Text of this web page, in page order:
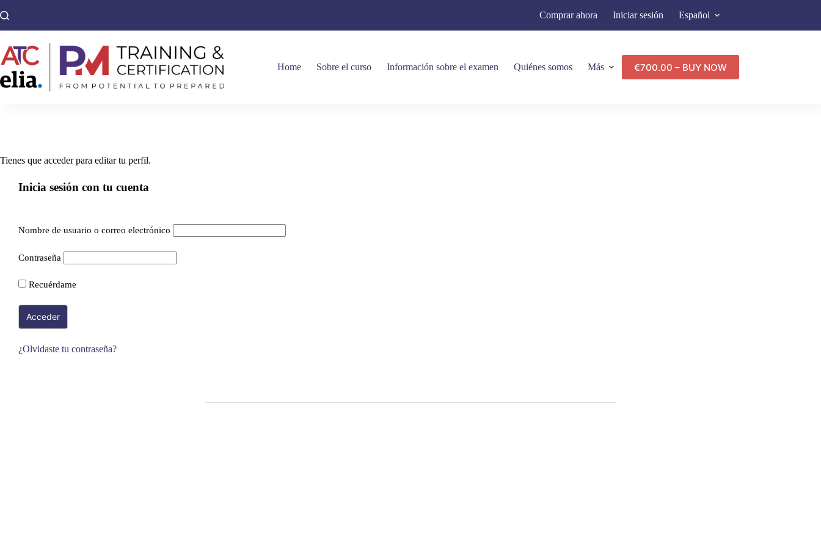
al
Comprar ahora Iniciar sesión Español
Home Sobre el curso Información sobre el examen Quiénes somos Más €700.00 – BUY NOW
Tienes que acceder para editar tu perfil.
Inicia sesión con tu cuenta
Nombre de usuario o correo electrónico
Contraseña
Recuérdame
¿Olvidaste tu contraseña?